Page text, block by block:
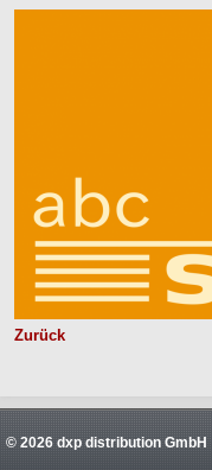
Zurück
© 2026 dxp distribution GmbH